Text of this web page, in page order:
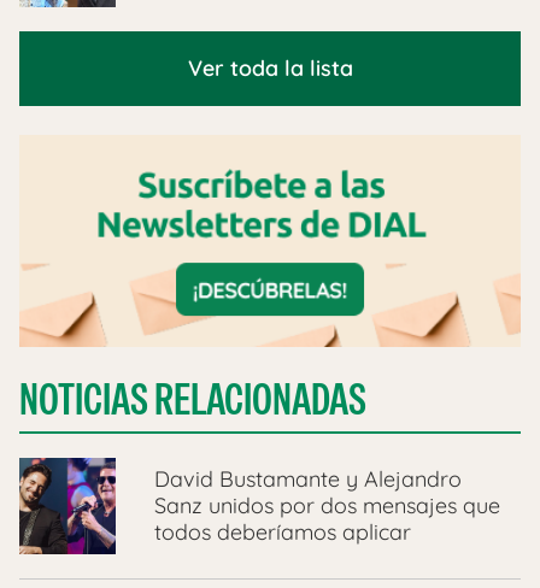
Ver toda la lista
NOTICIAS RELACIONADAS
David Bustamante y Alejandro
Sanz unidos por dos mensajes que
todos deberíamos aplicar